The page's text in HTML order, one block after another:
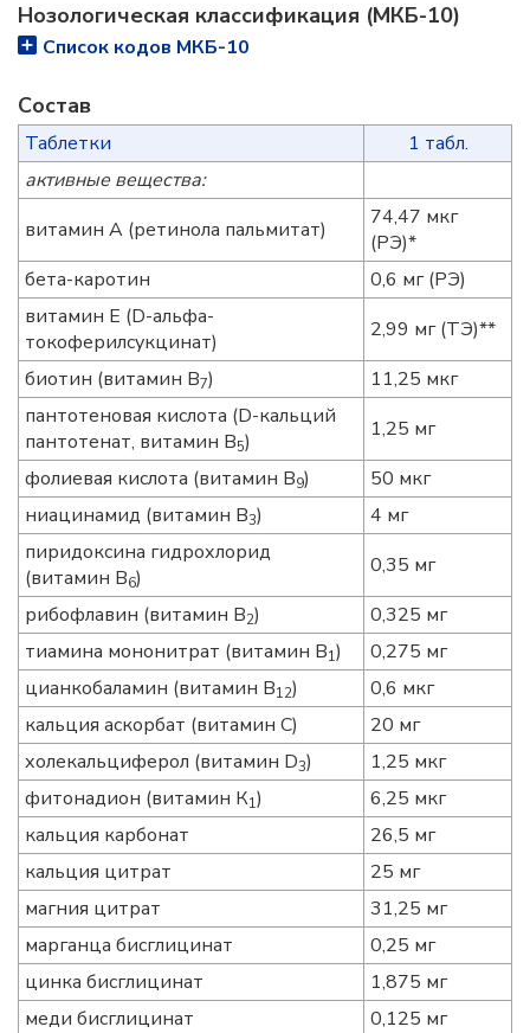
Нозологическая классификация (МКБ-10)
Список кодов МКБ-10
Состав
Таблетки
1 табл.
активные вещества:
витамин А (ретинола пальмитат)
74,47 мкг
(РЭ)*
бета-каротин
0,6 мг (РЭ)
витамин Е (D-альфа-
токоферилсукцинат)
2,99 мг (ТЭ)**
биотин (витамин В7)
11,25 мкг
пантотеновая кислота (D-кальций
пантотенат, витамин В5)
1,25 мг
фолиевая кислота (витамин В9)
50 мкг
ниацинамид (витамин В3)
4 мг
пиридоксина гидрохлорид
(витамин В6)
0,35 мг
рибофлавин (витамин В2)
0,325 мг
тиамина мононитрат (витамин В1)
0,275 мг
цианкобаламин (витамин B12)
0,6 мкг
кальция аскорбат (витамин С)
20 мг
холекальциферол (витамин D3)
1,25 мкг
фитонадион (витамин К1)
6,25 мкг
кальция карбонат
26,5 мг
кальция цитрат
25 мг
магния цитрат
31,25 мг
марганца бисглицинат
0,25 мг
цинка бисглицинат
1,875 мг
меди бисглицинат
0,125 мг